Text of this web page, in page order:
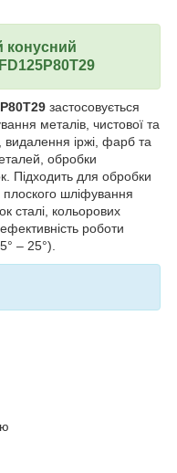
конусний
застосовується
металів, чистової та
видалення іржі, фарб та
обробки
Підходить для обробки
плоского шліфування
сталі, кольорових
роботи
– 25°).